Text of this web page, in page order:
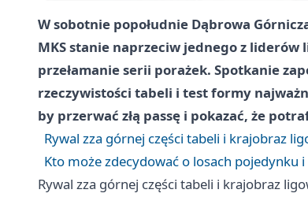
W sobotnie popołudnie Dąbrowa
MKS stanie naprzeciw jednego z
przełamanie serii porażek. Spotkanie
rzeczywistości tabeli i test formy
by przerwać złą passę i pokazać, że
Rywal zza górnej części tabeli i krajobraz
Kto może zdecydować o losach pojedynku i
Rywal zza górnej części tabeli i krajobraz